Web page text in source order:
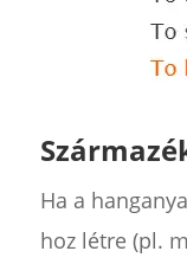
Ha a
hoz létre (pl.